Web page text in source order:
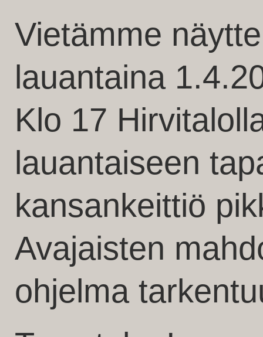
Vietämme
lauantaina
Klo 17
lauantaiseen
kansankeittiö
Avajaisten
ohjelma